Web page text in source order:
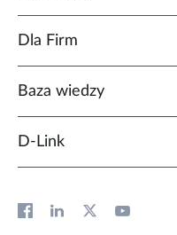
Dla Firm
Baza wiedzy
D‑Link